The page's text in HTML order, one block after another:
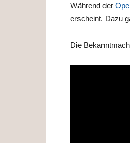
Während der
erscheint. Dazu
Die